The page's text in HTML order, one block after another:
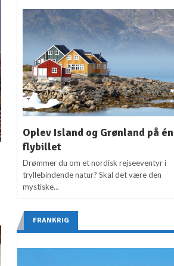
Oplev Island og Grønland på én
flybillet
Drømmer du om et nordisk rejseeventyr i
tryllebindende natur? Skal det være den
mystiske...
FRANKRIG